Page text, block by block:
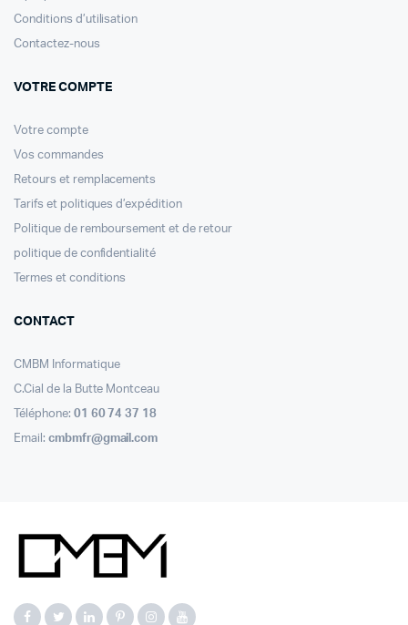
Conditions d’utilisation
Contactez-nous
VOTRE COMPTE
Votre compte
Vos commandes
Retours et remplacements
Tarifs et politiques d’expédition
Politique de remboursement et de retour
politique de confidentialité
Termes et conditions
CONTACT
CMBM Informatique
C.Cial de la Butte Montceau
Téléphone: 01 60 74 37 18
Email: cmbmfr@gmail.com